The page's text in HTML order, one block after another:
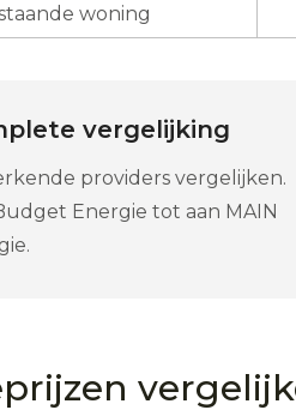
woning
vergelijking
providers vergelijken.
Energie tot aan MAIN